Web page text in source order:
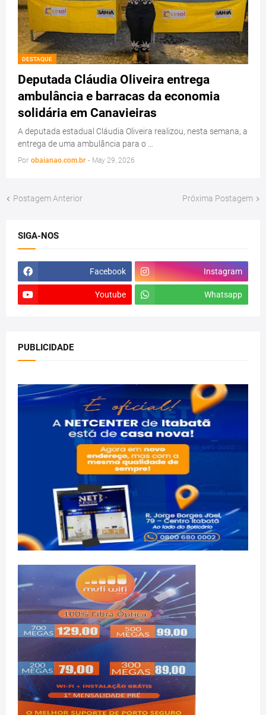
DESTAQUE
Deputada Cláudia Oliveira entrega
ambulância e barracas da economia
solidária em Canavieiras
A deputada estadual Cláudia Oliveira realizou, nesta semana, a
entrega de uma ambulância para o …
Por obaianao.com.br - May 29, 2026
Postagem Anterior Próxima Postagem
SIGA-NOS
Facebook Instagram
Youtube Whatsapp
PUBLICIDADE